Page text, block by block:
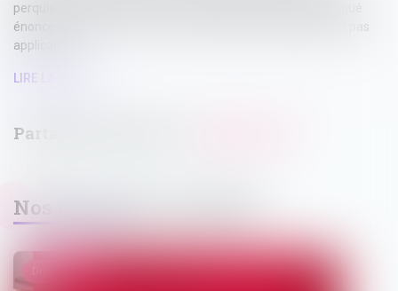
perquisition et aurait dû être autorisé par le JLD, l’arrêt attaqué
énonce que l’article 56-1 du Code de procédure pénale n’est pas
applicable...
LIRE LA SUITE
Nos dernières actualités
Droit pénal